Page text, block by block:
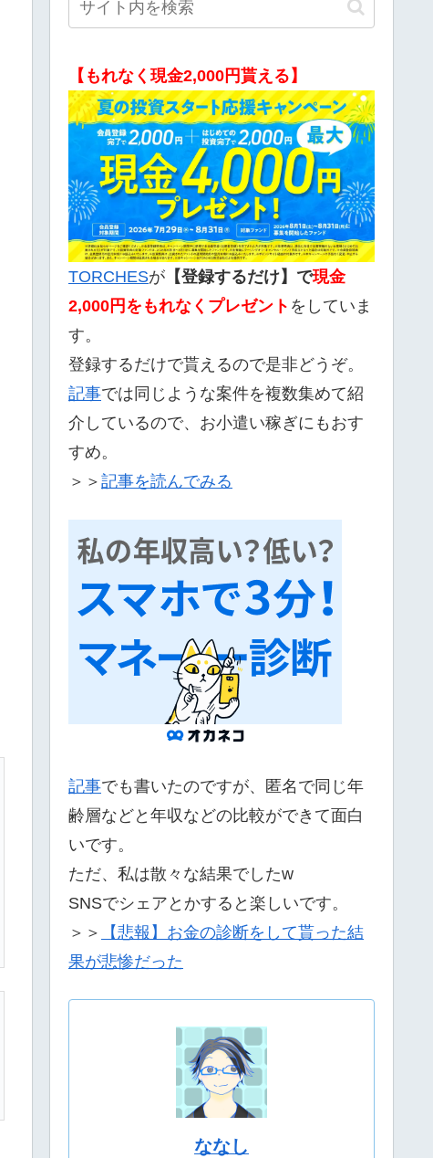
【もれなく現金2,000円貰える】
TORCHESが 【登録するだけ】で現金
2,000 円をもれなくプレゼント をしていま
す。
登録するだけで貰えるので是非どうぞ。
記事では同じような案件を複数集めて紹
介しているので、お小遣い稼ぎにもおす
すめ。
＞＞ 記事を読んでみる
記事でも書いたのですが、匿名で同じ年
齢層などと年収などの比較ができて面白
いです。
ただ、私は散々な結果でしたw
SNSでシェアとかすると楽しいです。
＞＞
【悲報】お金の診断をして貰った結
果が悲惨だった
ななし